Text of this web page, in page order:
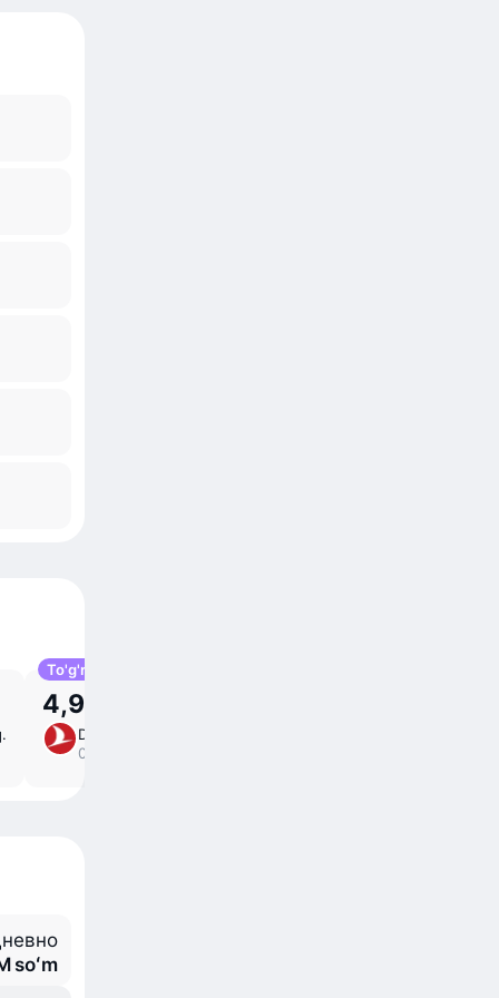
To'g'ri
4,98 M soʻm
Dush, 7-Sen
00:25 – 17:05
soʻm